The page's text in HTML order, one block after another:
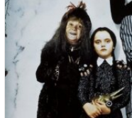
Звезда «Игры
Тима Бертона
Тим Бертон
историю про
из главных